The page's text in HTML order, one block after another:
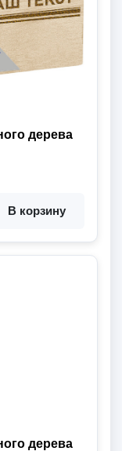
дерева
В корзину
дерева